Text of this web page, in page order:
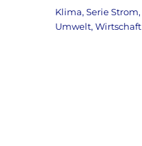
am
Kategorien
Klima,Serie Strom,
Umwelt,Wirtschaft